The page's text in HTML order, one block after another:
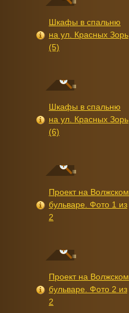
Шкафы в спальню
на ул. Красных Зорь
(5)
Шкафы в спальню
на ул. Красных Зорь
(6)
Проект на Волжском
бульваре. Фото 1 из
2
Проект на Волжском
бульваре. Фото 2 из
2